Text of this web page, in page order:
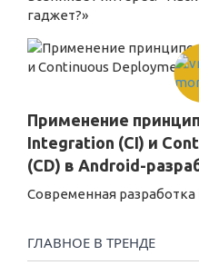
гаджет?»
Применение
Integration (CI) и
(CD) в Android-
Современная
ГЛАВНОЕ В ТРЕНДЕ